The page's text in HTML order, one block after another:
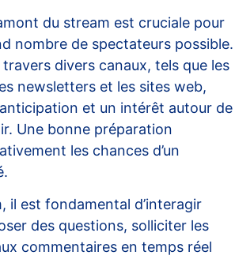
du stream est cruciale pour
nombre de spectateurs possible.
divers canaux, tels que les
newsletters et les sites web,
et un intérêt autour de
Une bonne préparation
les chances d’un
il est fondamental d’interagir
des questions, solliciter les
commentaires en temps réel